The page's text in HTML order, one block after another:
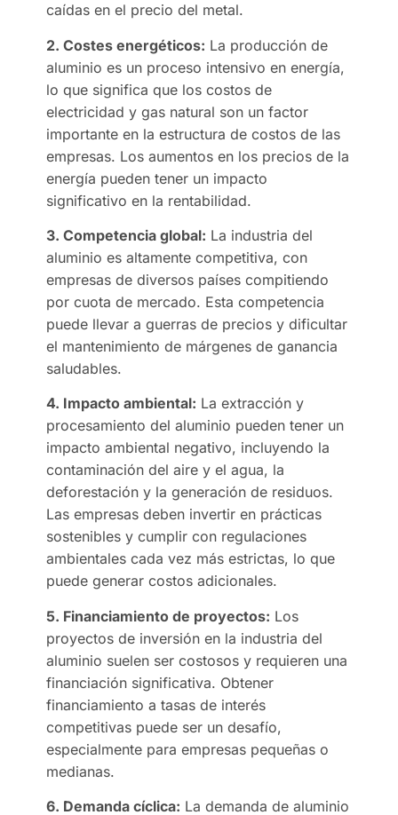
caídas en el precio del metal.
2. Costes energéticos: La producción de
aluminio es un proceso intensivo en energía,
lo que significa que los costos de
electricidad y gas natural son un factor
importante en la estructura de costos de las
empresas. Los aumentos en los precios de la
energía pueden tener un impacto
significativo en la rentabilidad.
3. Competencia global: La industria del
aluminio es altamente competitiva, con
empresas de diversos países compitiendo
por cuota de mercado. Esta competencia
puede llevar a guerras de precios y dificultar
el mantenimiento de márgenes de ganancia
saludables.
4. Impacto ambiental: La extracción y
procesamiento del aluminio pueden tener un
impacto ambiental negativo, incluyendo la
contaminación del aire y el agua, la
deforestación y la generación de residuos.
Las empresas deben invertir en prácticas
sostenibles y cumplir con regulaciones
ambientales cada vez más estrictas, lo que
puede generar costos adicionales.
5. Financiamiento de proyectos: Los
proyectos de inversión en la industria del
aluminio suelen ser costosos y requieren una
financiación significativa. Obtener
financiamiento a tasas de interés
competitivas puede ser un desafío,
especialmente para empresas pequeñas o
medianas.
6. Demanda cíclica: La demanda de aluminio